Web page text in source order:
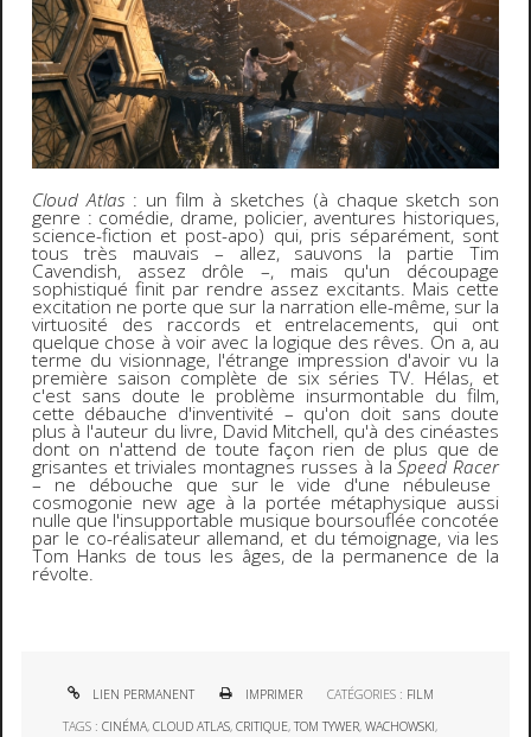
Cloud Atlas : un film à sketches (à chaque sketch son
genre : comédie, drame, policier, aventures historiques,
science-fiction et post-apo) qui, pris séparément, sont
tous très mauvais – allez, sauvons la partie Tim
Cavendish, assez drôle –, mais qu'un découpage
sophistiqué finit par rendre assez excitants. Mais cette
excitation ne porte que sur la narration elle-même, sur la
virtuosité des raccords et entrelacements, qui ont
quelque chose à voir avec la logique des rêves. On a, au
terme du visionnage, l'étrange impression d'avoir vu la
première saison complète de six séries TV. Hélas, et
c'est sans doute le problème insurmontable du film,
cette débauche d'inventivité – qu'on doit sans doute
plus à l'auteur du livre, David Mitchell, qu'à des cinéastes
dont on n'attend de toute façon rien de plus que de
grisantes et triviales montagnes russes à laSpeed Racer
– ne débouche que sur le vide d'une nébuleuse
cosmogonie new age à la portée métaphysique aussi
nulle que l'insupportable musique boursouflée concotée
par le co-réalisateur allemand, et du témoignage, via les
Tom Hanks de tous les âges, de la permanence de la
révolte.
LIEN PERMANENT IMPRIMER CATÉGORIES : FILM
TAGS :CINÉMA,CLOUD ATLAS,CRITIQUE,TOM TYWER,WACHOWSKI,